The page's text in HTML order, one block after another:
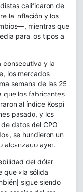
calificaron de
la inflación y los
mientras que
para los tipos a
consecutiva y la
los mercados
semana de las 25
que los fabricantes
al índice Kospi
pasado, y los
datos del CPO
se hundieron un
alcanzado ayer.
del dólar
que «la sólida
sigue siendo